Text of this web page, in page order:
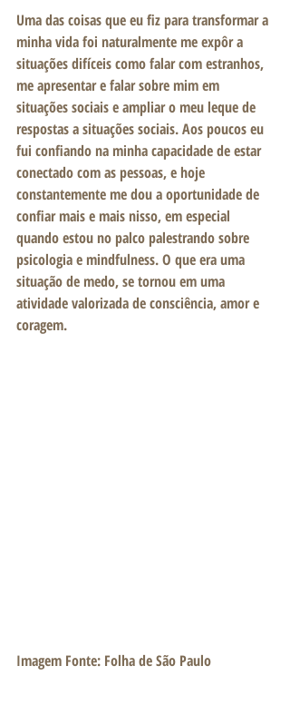
Uma das coisas que eu fiz para transformar a
minha vida foi naturalmente me expôr a
situações difíceis como falar com estranhos,
me apresentar e falar sobre mim em
situações sociais e ampliar o meu leque de
respostas a situações sociais. Aos poucos eu
fui confiando na minha capacidade de estar
conectado com as pessoas, e hoje
constantemente me dou a oportunidade de
confiar mais e mais nisso, em especial
quando estou no palco palestrando sobre
psicologia e mindfulness. O que era uma
situação de medo, se tornou em uma
atividade valorizada de consciência, amor e
coragem.
Imagem Fonte: Folha de São Paulo